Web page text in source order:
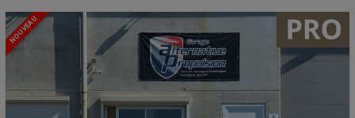
NOUVEAU